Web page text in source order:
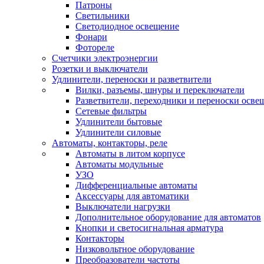
Патроны
Светильники
Светодиодное освещение
Фонари
Фотореле
Счетчики электроэнергии
Розетки и выключатели
Удлинители, переноски и разветвители
Вилки, разъемы, шнуры и переключатели
Разветвители, переходники и переноски
Сетевые фильтры
Удлинители бытовые
Удлинители силовые
Автоматы, контакторы, реле
Автоматы в литом корпусе
Автоматы модульные
УЗО
Дифференциальные автоматы
Аксессуары для автоматики
Выключатели нагрузки
Дополнительное оборудование для автоматов
Кнопки и светосигнальная арматура
Контакторы
Низковольтное оборудование
Преобразователи частоты